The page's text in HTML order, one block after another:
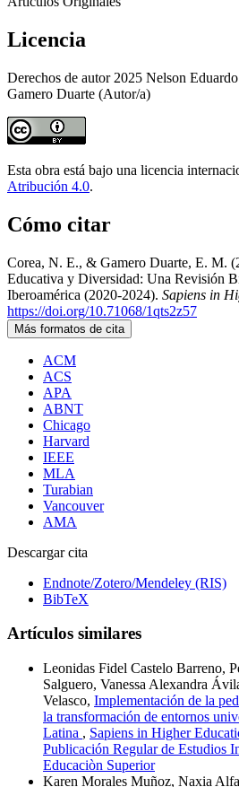
Licencia
Derechos de autor 2025 Nelson
Gamero Duarte (Autor/a)
Esta obra está bajo una licencia
Atribución 4.0.
Cómo citar
Corea, N. E., & Gamero Duarte, E. M.
Educativa y Diversidad: Una Revisión
Iberoamérica (2020-2024). Sapiens in
https://doi.org/10.71068/1qts2z57
Más formatos de cita
ACM
ACS
APA
ABNT
Chicago
Harvard
IEEE
MLA
Turabian
Vancouver
AMA
Descargar cita
Endnote/Zotero/Mendeley (RIS)
BibTeX
Artículos similares
Leonidas Fidel Castelo Barreno,
Salguero, Vanessa Alexandra
Velasco, Implementación de la
la transformación de entornos
Latina , Sapiens in Higher
Publicación Regular de Estudios
Educaciòn Superior
Karen Morales Muñoz, Naxia